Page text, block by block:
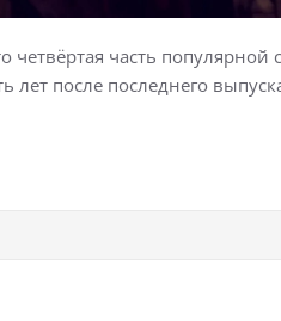
часть популярной
лет после последнего